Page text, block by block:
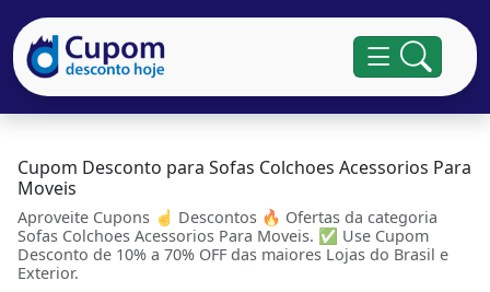
Cupom Desconto para Sofas Colchoes Acessorios Para
Moveis
Aproveite Cupons ☝ Descontos 🔥 Ofertas da categoria
Sofas Colchoes Acessorios Para Moveis. ✅ Use Cupom
Desconto de 10% a 70% OFF das maiores Lojas do Brasil e
Exterior.